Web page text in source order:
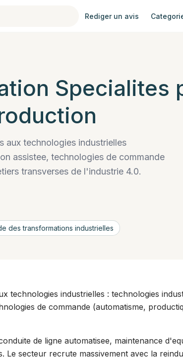
Rediger un avis
Specialites
aux technologies industrielles
assistee, technologies de commande
transverses de l'industrie 4.0.
des transformations industrielles
technologies industrielles : technologies
de commande (automatisme,
de ligne automatisee, maintenance
Le secteur recrute massivement avec la